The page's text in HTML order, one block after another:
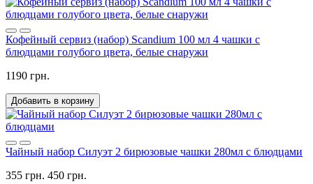
Кофейный сервиз (набор) Scandium 100 мл 4 чашки с
блюдцами голубого цвета, белые снаружи
1190 грн.
Добавить в корзину
Чайный набор Силуэт 2 бирюзовые чашки 280мл с блюдцами
355 грн. 450 грн.